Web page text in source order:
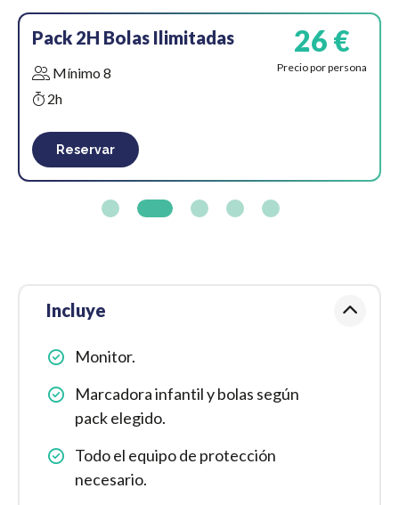
Pack 2H Bolas Ilimitadas
Mínimo 8
2h
26 €
Precio por persona
Reservar
Incluye
Monitor.
Marcadora infantil y bolas según
pack elegido.
Todo el equipo de protección
necesario.